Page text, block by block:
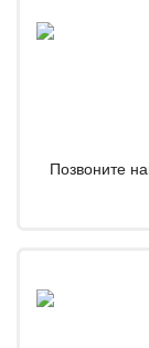
Позвоните